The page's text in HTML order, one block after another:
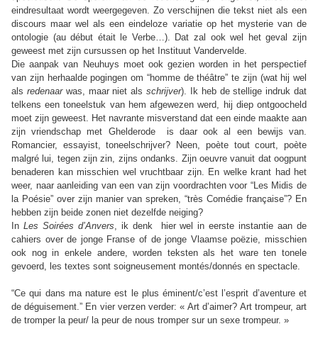
eindresultaat wordt weergegeven. Zo verschijnen die tekst niet als een
discours maar wel als een eindeloze variatie op het mysterie van de
ontologie (au début était le Verbe…). Dat zal ook wel het geval zijn
geweest met zijn cursussen op het Instituut Vandervelde.
Die aanpak van Neuhuys moet ook gezien worden in het perspectief
van zijn herhaalde pogingen om “homme de théâtre” te zijn (wat hij wel
als redenaarwas, maar niet alsschrijver). Ik heb de stellige indruk dat
telkens een toneelstuk van hem afgewezen werd, hij diep ontgoocheld
moet zijn geweest. Het navrante misverstand dat een einde maakte aan
zijn vriendschap met Ghelderode
is daar ook al een bewijs van.
Romancier, essayist, toneelschrijver? Neen, poète tout court, poète
malgré lui, tegen zijn zin, zijns ondanks. Zijn oeuvre vanuit dat oogpunt
benaderen kan misschien wel vruchtbaar zijn. En welke krant had het
weer, naar aanleiding van een van zijn voordrachten voor “Les Midis de
la Poésie” over zijn manier van spreken, “très Comédie française”? En
hebben zijn beide zonen niet dezelfde neiging?
In Les Soirées d’Anvers, ik denk
hier wel in eerste instantie aan de
cahiers over de jonge Franse of de jonge Vlaamse poëzie, misschien
ook nog in enkele andere, worden teksten als het ware ten tonele
gevoerd, les textes sont soigneusement montés/donnés en spectacle.
“Ce qui dans ma nature est le plus éminent/c’est l’esprit d’aventure et
de déguisement.” En vier verzen verder: « Art d’aimer? Art trompeur, art
de tromper la peur/ la peur de nous tromper sur un sexe trompeur. »